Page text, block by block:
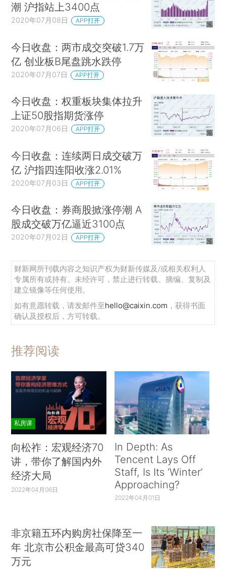
潮 沪指站上3400点
2020年07月08日 APP打开
今日收盘：两市成交突破1.7万
亿 创业板B尾盘跳水跌停
2020年07月07日 APP打开
今日收盘：权重板块集体拉升
上证50股指期货涨停
2020年07月06日 APP打开
今日收盘：连续两日成交破万
亿 沪指四连阳收涨2.01%
2020年07月03日 APP打开
今日收盘：券商股掀涨停潮 A
股成交破万亿逼近3100点
2020年07月02日 APP打开
财新网所刊载内容之知识产权为财新传媒及/或相关权利人
专属所有或持有。未经许可，禁止进行转载、摘编、复制及
建立镜像等任何使用。
如有意愿转载，请发邮件至hello@caixin.com ，获得书面
确认及授权后，方可转载。
推荐阅读
私房课
向松祚：宏观经济70
讲，带你了解国内外
经济大局
2022年04月06日
In Depth: As
Tencent Lays Off
Staff, Is Its ‘Winter’
Approaching?
2022年04月01日
非京籍五环内购房社保降至一
年 北京市公积金最高可贷340
万元